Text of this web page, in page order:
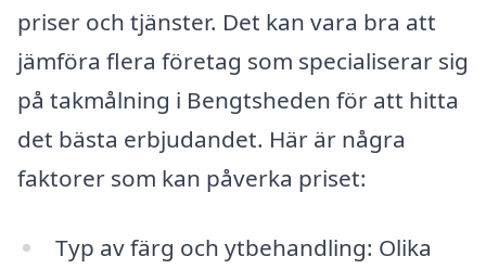
priser och tjänster. Det kan vara bra att
jämföra flera företag som specialiserar sig
på takmålning i Bengtsheden för att hitta
det bästa erbjudandet. Här är några
faktorer som kan påverka priset:
Typ av färg och ytbehandling: Olika